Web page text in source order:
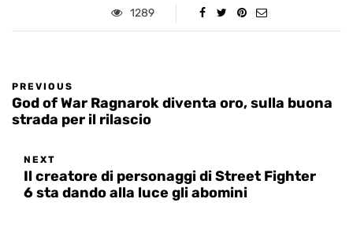
1289
PREVIOUS
God of War Ragnarok diventa oro, sulla buona
strada per il rilascio
NEXT
Il creatore di personaggi di Street Fighter
6 sta dando alla luce gli abomini